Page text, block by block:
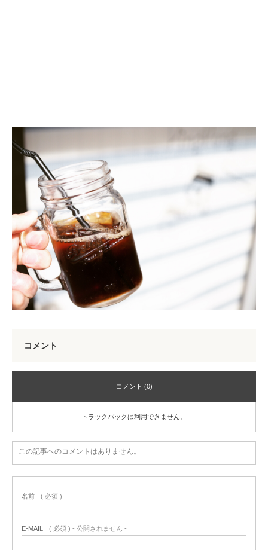
コメント
コメント (0)
トラックバックは利用できません。
この記事へのコメントはありません。
名前 ( 必須 )
E-MAIL ( 必須 ) - 公開されません -